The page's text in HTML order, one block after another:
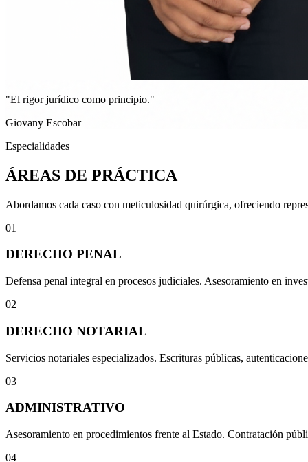
"El rigor jurídico como principio."
Giovany Escobar
Especialidades
ÁREAS DE PRÁCTICA
Abordamos cada caso con meticulosidad quirúrgica, ofreciendo
01
DERECHO PENAL
Defensa penal integral en procesos judiciales. Asesoramiento en
02
DERECHO NOTARIAL
Servicios notariales especializados. Escrituras públicas,
03
ADMINISTRATIVO
Asesoramiento en procedimientos frente al Estado. Contratación
04